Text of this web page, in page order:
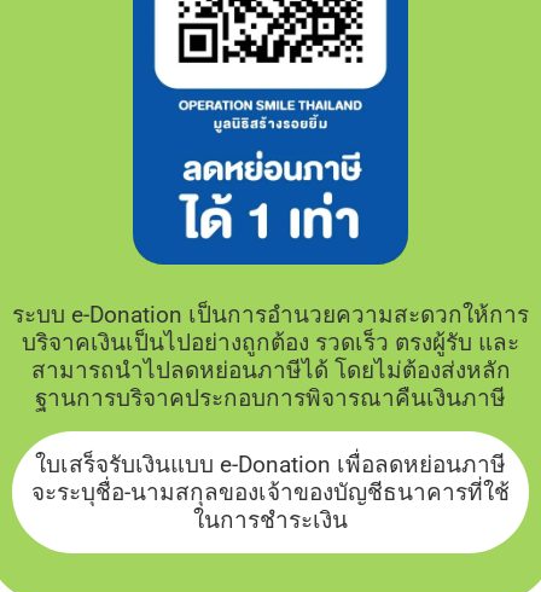
ระบบ e-Donation เป็นการอำนวยความสะดวกให้การ
บริจาคเงินเป็นไปอย่างถูกต้อง รวดเร็ว ตรงผู้รับ และ
สามารถนำไปลดหย่อนภาษีได้ โดยไม่ต้องส่งหลัก
ฐานการบริจาคประกอบการพิจารณาคืนเงินภาษี
ใบเสร็จรับเงินแบบ e-Donation เพื่อลดหย่อนภาษี
จะระบุชื่อ-นามสกุลของเจ้าของบัญชีธนาคารที่ใช้
ในการชำระเงิน